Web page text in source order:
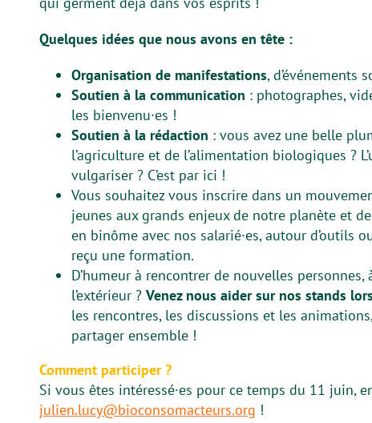
Quelques idées que nous avons en tête :
Organisation de manifestations, d’événements
Soutien à la communication : photographes,
les bienvenu·es !
Soutien à la rédaction : vous avez une belle
l’agriculture et de l’alimentation biologiques ?
vulgariser ? C’est par ici !
Vous souhaitez vous inscrire dans un
jeunes aux grands enjeux de notre planète et
en binôme avec nos salarié·es, autour d’outils
reçu une formation.
D’humeur à rencontrer de nouvelles
l’extérieur ? Venez nous aider sur nos stands
les rencontres, les discussions et les
partager ensemble !
Comment participer ?
Si vous êtes intéressé·es pour ce temps du 11 juin,
julien.lucy@bioconsomacteurs.org !